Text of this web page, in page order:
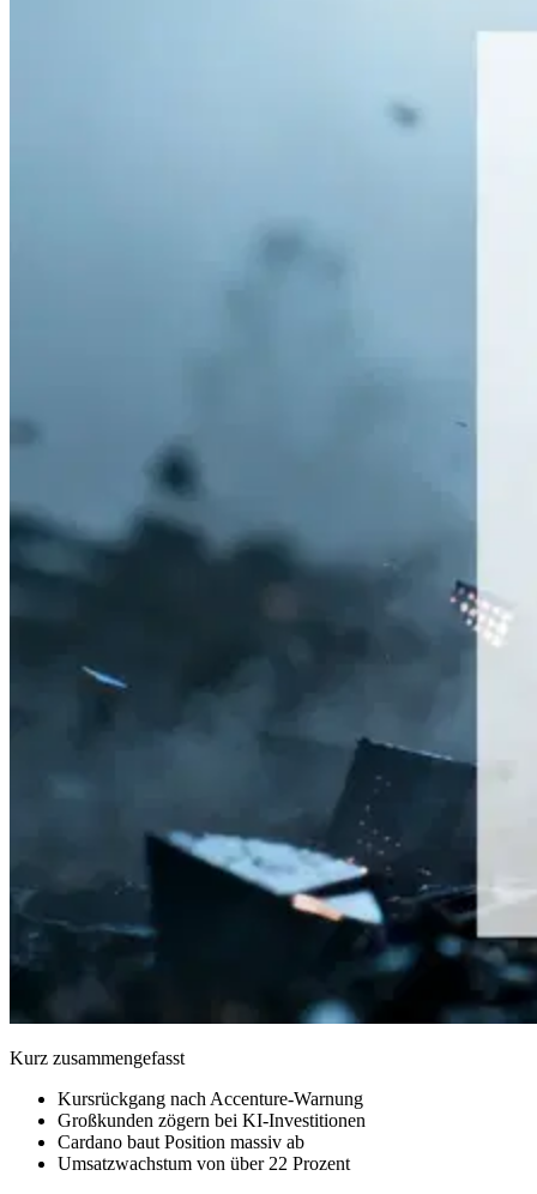
Kurz zusammengefasst
Kursrückgang nach Accenture-Warnung
Großkunden zögern bei KI-Investitionen
Cardano baut Position massiv ab
Umsatzwachstum von über 22 Prozent